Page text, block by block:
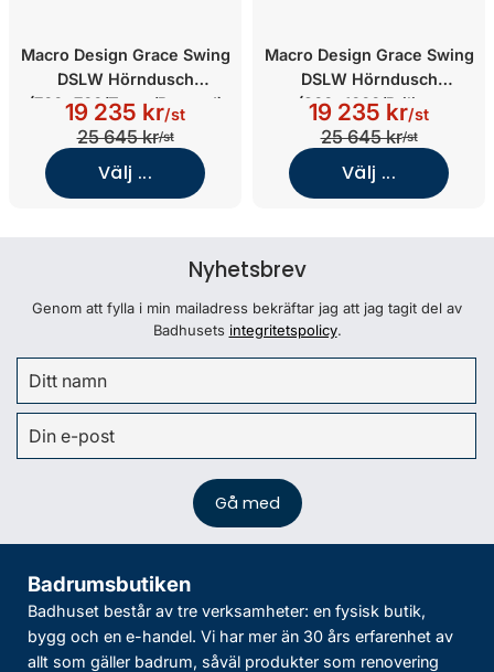
Macro Design Grace Swing
DSLW Hörndusch
(700x700/Tonat/Borstad)
19 235 kr/st
25 645 kr/st
Välj ...
Macro Design Grace Swing
DSLW Hörndusch
(900x1000/Briljant
Ice/Borstad)
19 235 kr/st
25 645 kr/st
Välj ...
Nyhetsbrev
Genom att fylla i min mailadress bekräftar jag att jag tagit del av
Badhusets integritetspolicy.
Badrumsbutiken
Badhuset består av tre verksamheter: en fysisk butik,
bygg och en e-handel. Vi har mer än 30 års erfarenhet av
allt som gäller badrum, såväl produkter som renovering